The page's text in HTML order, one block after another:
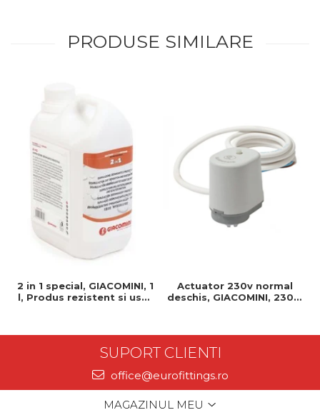
PRODUSE SIMILARE
2 in 1 special, GIACOMINI, 1
l, Produs rezistent si usor
Actuator 230v normal
deschis, GIACOMINI, 230v,
SUPORT CLIENTI
office@eurofittings.ro
MAGAZINUL MEU